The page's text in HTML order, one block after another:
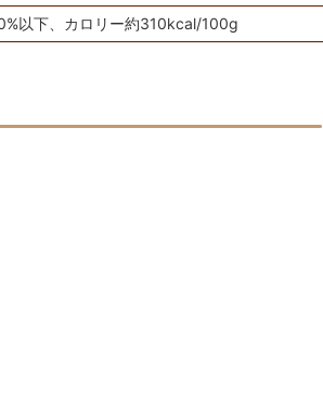
以下、カロリー約310kcal/100g